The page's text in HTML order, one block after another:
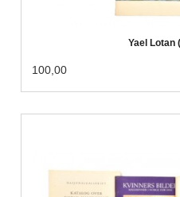
Yael Lotan
100,00